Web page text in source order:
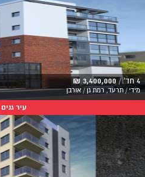
4 חד' / 3,400,000 ₪
מידי / תרעד, רמת גן / אורבן
עיר גנים 1